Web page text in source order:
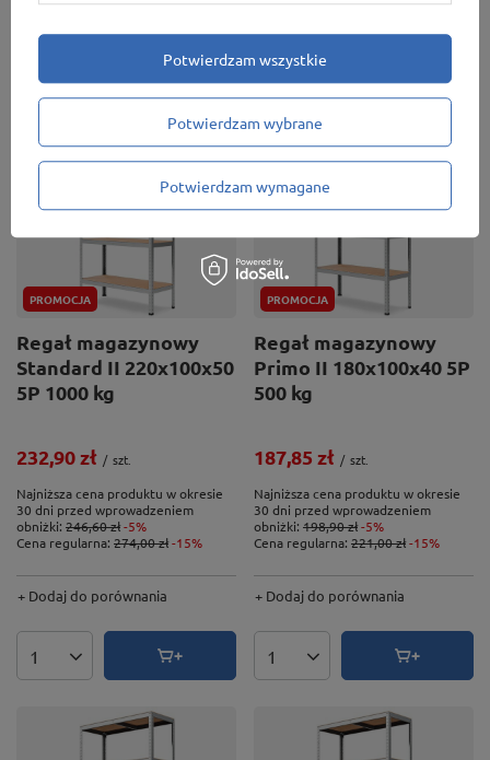
Ilość produktów
PROMOCJA
Regał magazynowy
Standard II 220x100x50
5P 1000 kg
232,90 zł / szt.
Najniższa cena produktu w okresie
30 dni przed wprowadzeniem
obniżki: 246,60 zł-5%
Cena regularna: 274,00 zł-15%
+ Dodaj do porównania
Ilość produktów
PROMOCJA
Regał magazynowy
Primo II 180x100x40 5P
500 kg
187,85 zł / szt.
Najniższa cena produktu w okresie
30 dni przed wprowadzeniem
obniżki: 198,90 zł-5%
Cena regularna: 221,00 zł-15%
+ Dodaj do porównania
Ilość produktów
Potwierdzam wybrane
Potwierdzam wymagane
Potwierdzam wszystkie